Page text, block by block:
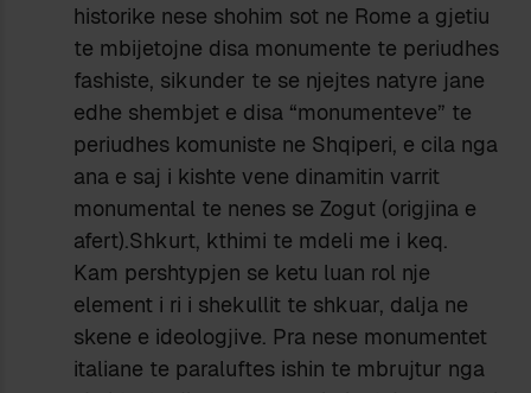
historike nese shohim sot ne Rome a gjetiu
te mbijetojne disa monumente te periudhes
fashiste, sikunder te se njejtes natyre jane
edhe shembjet e disa “monumenteve” te
periudhes komuniste ne Shqiperi, e cila nga
ana e saj i kishte vene dinamitin varrit
monumental te nenes se Zogut (origjina e
afert).Shkurt, kthimi te mdeli me i keq.
Kam pershtypjen se ketu luan rol nje
element i ri i shekullit te shkuar, dalja ne
skene e ideologjive. Pra nese monumentet
italiane te paraluftes ishin te mbrujtur nga